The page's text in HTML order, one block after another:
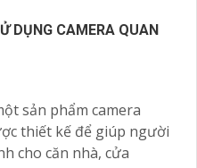
DỤNG CAMERA QUAN
sản phẩm camera
thiết kế để giúp người
cho căn nhà, cửa